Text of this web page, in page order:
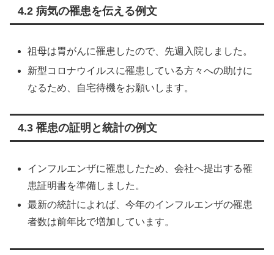
4.2 病気の罹患を伝える例文
祖母は胃がんに罹患したので、先週入院しました。
新型コロナウイルスに罹患している方々への助けに
なるため、自宅待機をお願いします。
4.3 罹患の証明と統計の例文
インフルエンザに罹患したため、会社へ提出する罹
患証明書を準備しました。
最新の統計によれば、今年のインフルエンザの罹患
者数は前年比で増加しています。